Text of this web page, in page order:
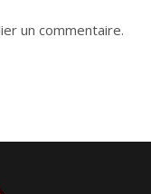
un commentaire.